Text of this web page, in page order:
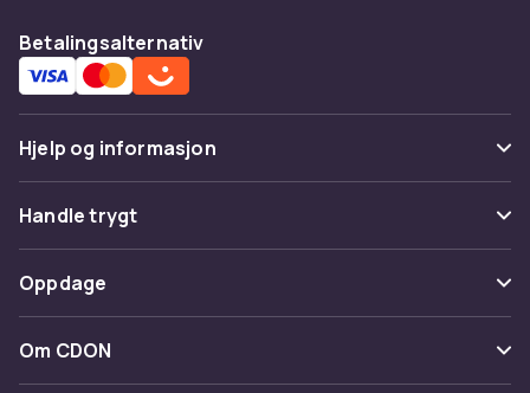
Betalingsalternativ
Hjelp og informasjon
Vanlige spørsmål
Spor pakke
Angre & returner her
Kontakt oss
Handle trygt
Betaling
Levering
Oppdage
Kategorier
Om CDON